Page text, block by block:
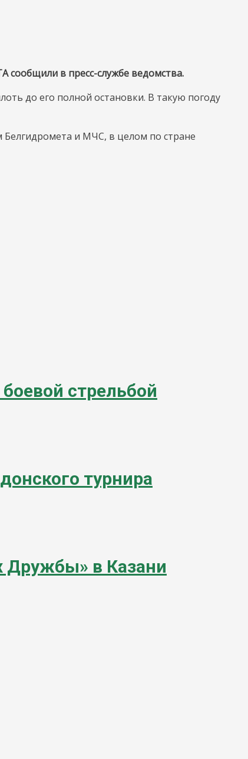
сообщили в пресс-службе ведомства.
до его полной остановки. В такую погоду
Белгидромета и МЧС, в целом по стране
стрельбой
турнира
Дружбы» в Казани